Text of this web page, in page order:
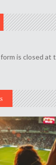
is closed at